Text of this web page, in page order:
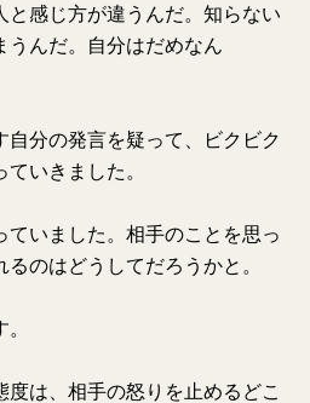
と感じ方が違うんだ。知らない
うんだ。自分はだめなん
自分の発言を疑って、ビクビク
いきました。
いました。相手のことを思っ
のはどうしてだろうかと。
は、相手の怒りを止めるどこ